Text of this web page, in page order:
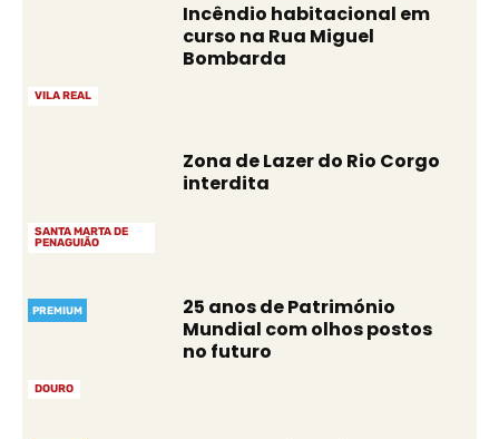
VILA REAL
Incêndio habitacional em
curso na Rua Miguel
Bombarda
SANTA MARTA DE
PENAGUIÃO
Zona de Lazer do Rio Corgo
interdita
DOURO
PREMIUM
25 anos de Património
Mundial com olhos postos
no futuro